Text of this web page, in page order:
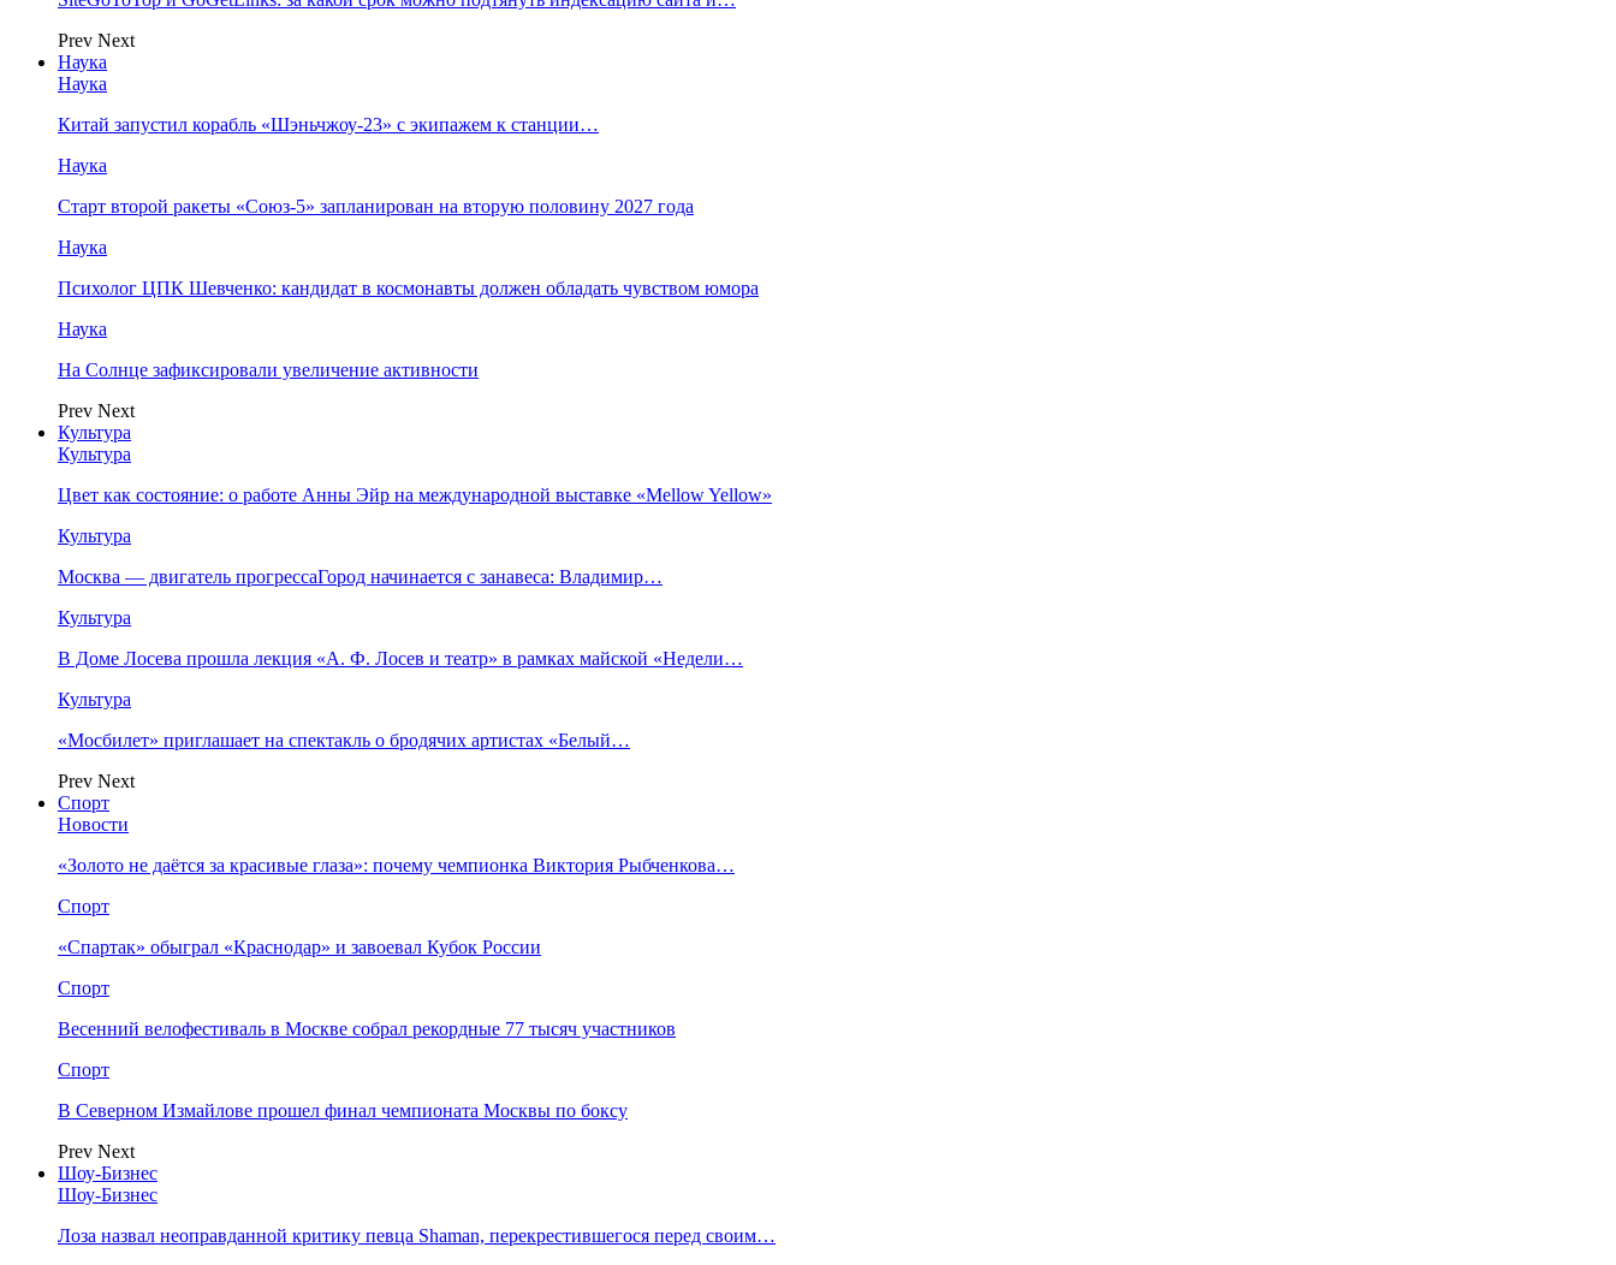
Prev Next
Наука
Наука
Китай запустил корабль «Шэньчжоу-23» с экипажем к станции…
Наука
Старт второй ракеты «Союз-5» запланирован на вторую половину 2027 года
Наука
Психолог ЦПК Шевченко: кандидат в космонавты должен обладать чувством юмора
Наука
На Солнце зафиксировали увеличение активности
Prev Next
Культура
Культура
Цвет как состояние: о работе Анны Эйр на международной выставке «Mellow Yellow»
Культура
Москва — двигатель прогрессаГород начинается с занавеса: Владимир…
Культура
В Доме Лосева прошла лекция «А. Ф. Лосев и театр» в рамках майской «Недели…
Культура
«Мосбилет» приглашает на спектакль о бродячих артистах «Белый…
Prev Next
Спорт
Новости
«Золото не даётся за красивые глаза»: почему чемпионка Виктория Рыбченкова…
Спорт
«Спартак» обыграл «Краснодар» и завоевал Кубок России
Спорт
Весенний велофестиваль в Москве собрал рекордные 77 тысяч участников
Спорт
В Северном Измайлове прошел финал чемпионата Москвы по боксу
Prev Next
Шоу-Бизнес
Шоу-Бизнес
Лоза назвал неоправданной критику певца Shaman, перекрестившегося перед своим…